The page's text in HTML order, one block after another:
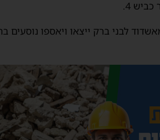
4.
פי הודעת המפעילים, קווי האוטובוס 350, ו-351 מאשדוד לבני ברק ייצאו